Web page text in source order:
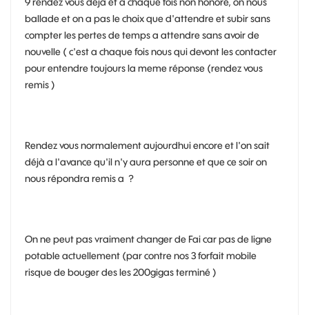
ballade et on a pas le choix que d'attendre et subir sans
compter les pertes de temps a attendre sans avoir de
nouvelle ( c'est a chaque fois nous qui devont les contacter
pour entendre toujours la meme réponse (rendez vous
remis )
Rendez vous normalement aujourdhui encore et l'on sait
déjà a l'avance qu'il n'y aura personne et que ce soir on
nous répondra remis a ?
On ne peut pas vraiment changer de Fai car pas de ligne
potable actuellement (par contre nos 3 forfait mobile
risque de bouger des les 200gigas terminé )